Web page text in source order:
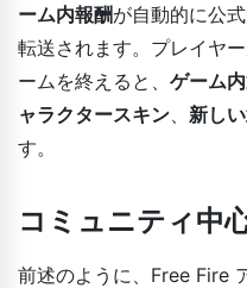
ーム内報酬が自動的に公
転送されます。プレイヤ
ームを終えると、 ゲーム
ャラクタースキン
新し
す。
コミュニティ中
前述のように、Free Fire